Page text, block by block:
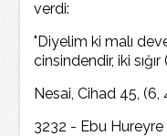
verdi:
"Diyelim ki malı
cinsindendir, iki
Nesai, Cihad 45, (6,
3232 - Ebu Hureyre